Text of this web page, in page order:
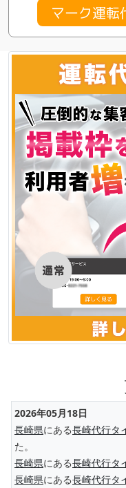
マーク運転
2026年05月18日
長崎県にある長崎代行タ
た。
長崎県にある長崎代行タ
長崎県にある長崎代行タ